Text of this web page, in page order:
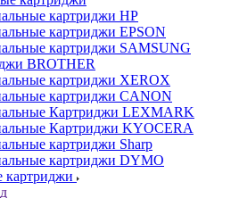
картриджи HP
картриджи EPSON
картриджи SAMSUNG
BROTHER
картриджи XEROX
картриджи CANON
Картриджи LEXMARK
Картриджи KYOCERA
картриджи Sharp
картриджи DYMO
картриджи